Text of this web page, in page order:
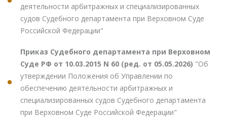
деятельности арбитражных и специализированных
судов Судебного департамента при Верховном Суде
Российской Федерации"
Приказ Судебного департамента при Верховном
Суде РФ от 10.03.2015 N 60 (ред. от 05.05.2026) "Об
утверждении Положения об Управлении по
обеспечению деятельности арбитражных и
специализированных судов Судебного департамента
при Верховном Суде Российской Федерации"